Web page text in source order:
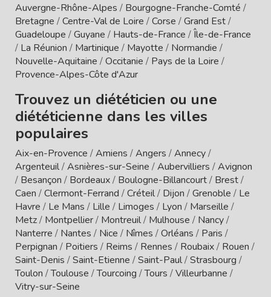
Auvergne-Rhône-Alpes / Bourgogne-Franche-Comté /
Bretagne /Centre-Val de Loire /Corse /Grand Est/
Guadeloupe /Guyane / Hauts-de-France /Île-de-France
/ La Réunion / Martinique / Mayotte / Normandie /
Nouvelle-Aquitaine /Occitanie / Pays de la Loire /
Provence-Alpes-Côte d'Azur
Trouvez un diététicien ou une
diététicienne dans les villes
populaires
Aix-en-Provence /Amiens /Angers /Annecy/
Argenteuil/Asnières-sur-Seine /Aubervilliers /Avignon
/ Besançon / Bordeaux/ Boulogne-Billancourt/ Brest/
Caen /Clermont-Ferrand /Créteil/ Dijon /Grenoble / Le
Havre / Le Mans / Lille / Limoges / Lyon / Marseille /
Metz/ Montpellier/ Montreuil/ Mulhouse / Nancy/
Nanterre / Nantes / Nice / Nîmes /Orléans / Paris /
Perpignan / Poitiers / Reims / Rennes / Roubaix/ Rouen /
Saint-Denis /Saint-Etienne /Saint-Paul/Strasbourg /
Toulon /Toulouse /Tourcoing /Tours /Villeurbanne /
Vitry-sur-Seine